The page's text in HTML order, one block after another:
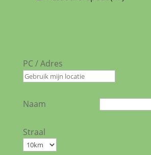
PC / Adres
Naam
Straal